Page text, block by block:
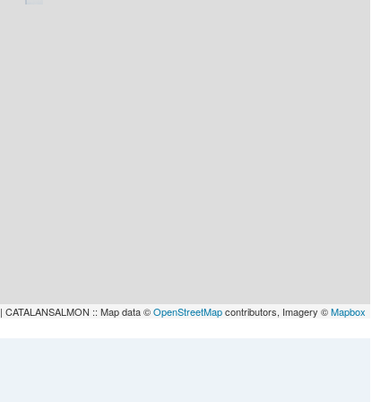
| CATALANSALMON :: Map data ©OpenStreetMapcontributors, Imagery ©Mapbox